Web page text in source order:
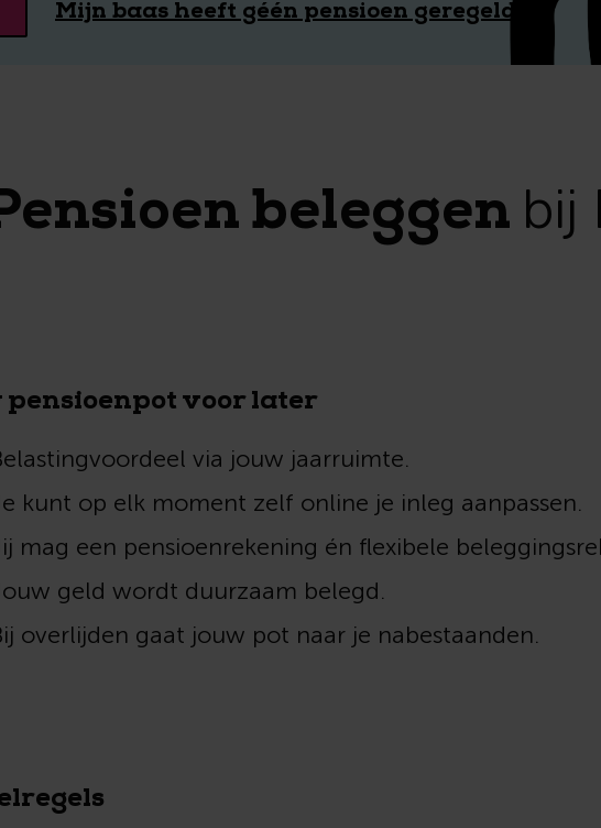
Mijn baas heeft géén pensioen geregeld
beleggen bij
voor later
via jouw jaarruimte.
kunt op elk moment zelf online je inleg aanpassen.
mag een pensioenrekening én flexibele
geld wordt duurzaam belegd.
overlijden gaat jouw pot naar je nabestaanden.